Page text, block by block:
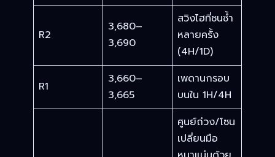
R2
3,680–
3,690
สวิงไฮที่ชนซ้ำ
หลายครั้ง
(4H/1D)
R1
3,660–
3,665
เพดานกรอบ
บนใน 1H/4H
ศูนย์ถ่วง/โซน
เปลี่ยนมือ